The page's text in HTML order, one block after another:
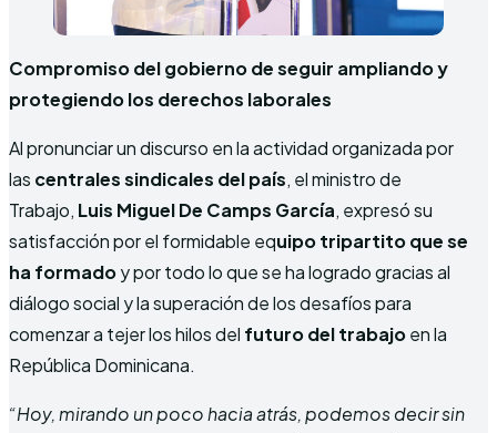
Compromiso del gobierno de seguir ampliando y
protegiendo los derechos laborales
Al pronunciar un discurso en la actividad organizada por
las centrales sindicales del país, el ministro de
Trabajo, Luis Miguel De Camps García, expresó su
satisfacción por el formidable equipo tripartito que se
ha formadoy por todo lo que se ha logrado gracias al
diálogo social y la superación de los desafíos para
comenzar a tejer los hilos del futuro del trabajoen la
República Dominicana.
“Hoy, mirando un poco hacia atrás, podemos decir sin